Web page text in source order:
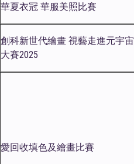
華夏衣冠 華服美照比賽
創科新世代繪畫 視藝走進元宇宙
大賽2025
愛回收填色及繪畫比賽